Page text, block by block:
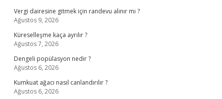
Vergi dairesine gitmek için randevu alınır mı ?
Ağustos 9, 2026
Küreselleşme kaça ayrılır ?
Ağustos 7, 2026
Dengeli popülasyon nedir ?
Ağustos 6, 2026
Kumkuat ağacı nasıl canlandırılır ?
Ağustos 6, 2026